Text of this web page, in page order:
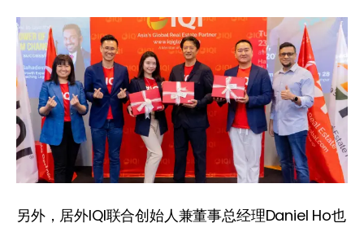
另外，居外IQI联合创始人兼董事总经理Daniel Ho也